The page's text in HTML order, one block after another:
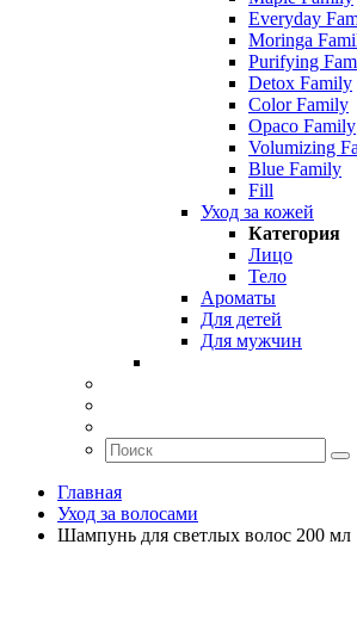
Everyday
Moringa
Purifying
Detox Family
Color Family
Opaco Family
Volumizing
Blue Family
Fill
Уход за кожей
Категория
Лицо
Тело
Ароматы
Для детей
Для мужчин
Главная
Уход за волосами
Шампунь для светлых волос 200 мл